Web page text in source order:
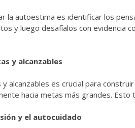
la autoestima es identificar los
y luego desafíalos con evidencia
y alcanzables
alcanzables es crucial para
hacia metas más grandes.
y el autocuidado